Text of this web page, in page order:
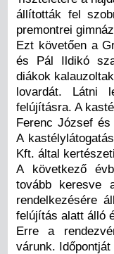
állították fel
premontrei
Ezt követően a
és Pál Ildikó
diákok
lovardát. Látni
felújításra. A
Ferenc József
A
Kft. által
A következő
tovább keresve
rendelkezésére
felújítás alatt álló
Erre a
várunk.